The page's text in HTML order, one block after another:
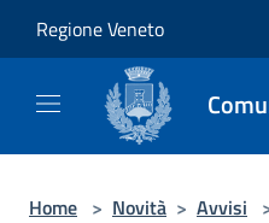
Regione Veneto
Home > Novità > Avvisi